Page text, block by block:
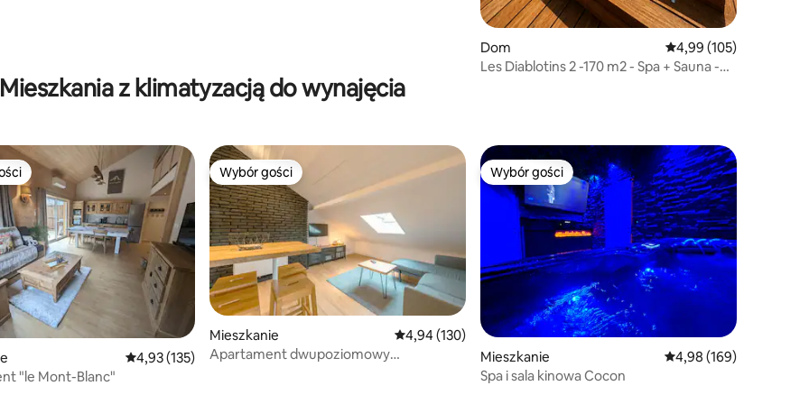
Dom Średnia ocena: 4,99
4,99 (105)
Les Diablotins 2 -170 m2 - Spa + Sauna -
Mieszkania z klimatyzacją do wynajęcia
recenzji: 190 Średnia ocena: 4,93 na 5, liczba recenzji: 135
4,93 (135)
"le Mont-Blanc"
Wybór gości
Wybór gości
Mieszkanie Średnia ocena: 4,94 na 5, liczba recenzji: 130
4,94 (130)
Apartament dwupoziomowy
Wybór gości
Wybór gości
Mieszkanie Średnia ocena: 4,98
4,98 (169)
Spa i sala kinowa Cocon